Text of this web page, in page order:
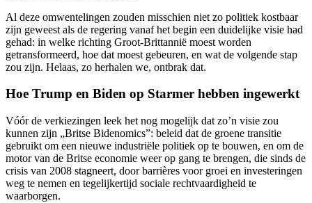
Al deze omwentelingen zouden misschien niet zo politiek kostbaar
zijn geweest als de regering vanaf het begin een duidelijke visie had
gehad: in welke richting Groot-Brittannië moest worden
getransformeerd, hoe dat moest gebeuren, en wat de volgende stap
zou zijn. Helaas, zo herhalen we, ontbrak dat.
Hoe Trump en Biden op Starmer hebben ingewerkt
Vóór de verkiezingen leek het nog mogelijk dat zo’n visie zou
kunnen zijn „Britse Bidenomics”: beleid dat de groene transitie
gebruikt om een nieuwe industriële politiek op te bouwen, en om de
motor van de Britse economie weer op gang te brengen, die sinds de
crisis van 2008 stagneert, door barrières voor groei en investeringen
weg te nemen en tegelijkertijd sociale rechtvaardigheid te
waarborgen.